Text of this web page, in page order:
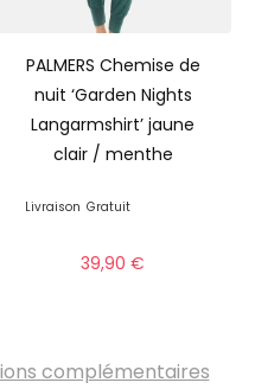
PALMERS Chemise de
nuit ‘Garden Nights
Langarmshirt’ jaune
clair / menthe
Livraison Gratuit
39,90€
complémentaires